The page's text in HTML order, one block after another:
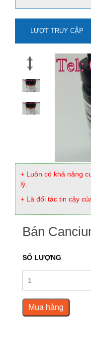
LƯỢT TRUY CẬP
+ Luôn có khả năng
lý.
+ Là đối tác tin cậy
Bán
SỐ LƯỢNG
Mua hàng